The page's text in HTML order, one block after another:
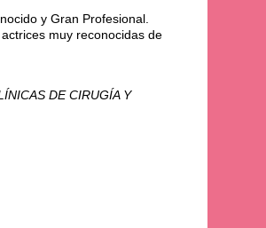
y Gran Profesional.
muy reconocidas de
DE CIRUGÍA Y